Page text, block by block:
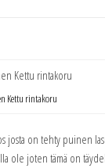
Kettu rintakoru
josta on tehty puinen
ole joten tämä on